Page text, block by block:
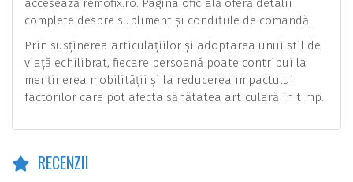
accesează remofix.ro. Pagina oficială oferă detalii
complete despre supliment și condițiile de comandă.
Prin susținerea articulațiilor și adoptarea unui stil de
viață echilibrat, fiecare persoană poate contribui la
menținerea mobilității și la reducerea impactului
factorilor care pot afecta sănătatea articulară în timp.
RECENZII